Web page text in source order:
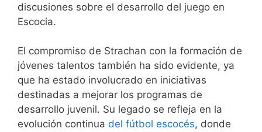
discusiones sobre el desarrollo del juego en
Escocia.
El compromiso de Strachan con la formación de
jóvenes talentos también ha sido evidente, ya
que ha estado involucrado en iniciativas
destinadas a mejorar los programas de
desarrollo juvenil. Su legado se refleja en la
evolución continua del fútbol escocés, donde